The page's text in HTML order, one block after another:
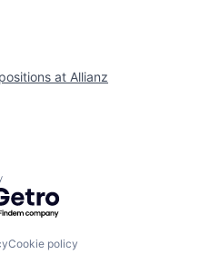
at Allianz
by Getro.com
Cookie policy